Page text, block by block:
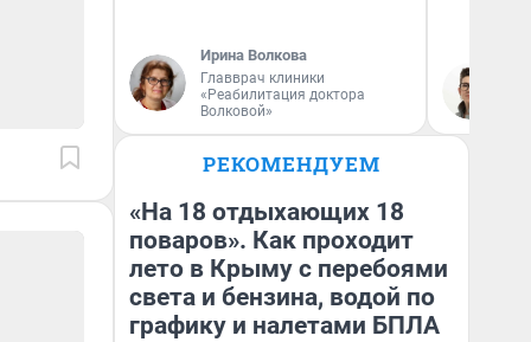
Ирина Волкова
Главврач клиники
«Реабилитация доктора
Волковой»
РЕКОМЕНДУЕМ
«На 18 отдыхающих 18
поваров». Как проходит
лето в Крыму с перебоями
света и бензина, водой по
графику и налетами БПЛА